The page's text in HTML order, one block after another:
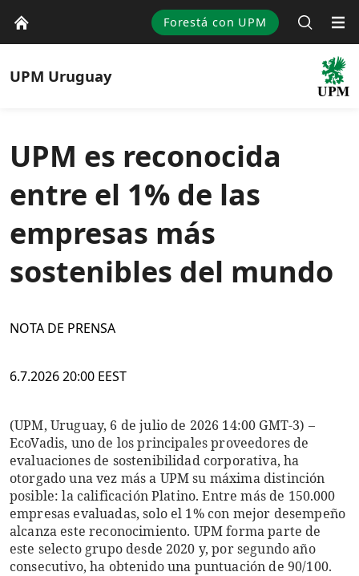
Forestá con UPM
UPM Uruguay
UPM es reconocida
entre el 1% de las
empresas más
sostenibles del mundo
NOTA DE PRENSA
6.7.2026 20:00 EEST
(UPM, Uruguay, 6 de julio de 2026 14:00 GMT-3) –
EcoVadis, uno de los principales proveedores de
evaluaciones de sostenibilidad corporativa, ha
otorgado una vez más a UPM su máxima distinción
posible: la calificación Platino. Entre más de 150.000
empresas evaluadas, solo el 1% con mejor desempeño
alcanza este reconocimiento. UPM forma parte de
este selecto grupo desde 2020 y, por segundo año
consecutivo, ha obtenido una puntuación de 90/100.